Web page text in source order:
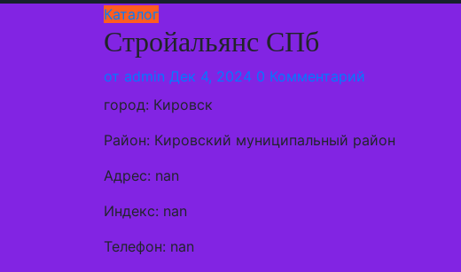
Каталог
Стройальянс СПб
от admin Дек 4, 2024 0 Комментарий
город: Кировск
Район: Кировский муниципальный район
Адрес: nan
Индекс: nan
Телефон: nan